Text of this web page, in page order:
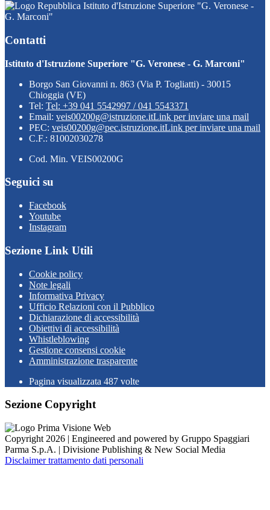
Istituto d'Istruzione Superiore "G. Veronese -
G. Marconi"
Contatti
Istituto d'Istruzione Superiore "G. Veronese - G. Marconi"
Borgo San Giovanni n. 863 (Via P. Togliatti) - 30015
Chioggia (VE)
Tel: Tel: +39 041 5542997 / 041 5543371
Email: veis00200g@istruzione.itLink per inviare una mail
PEC: veis00200g@pec.istruzione.itLink per inviare una mail
C.F.: 81002030278
Cod. Min. VEIS00200G
Seguici su
Facebook
Youtube
Instagram
Sezione Link Utili
Cookie policy
Note legali
Informativa Privacy
Ufficio Relazioni con il Pubblico
Dichiarazione di accessibilità
Obiettivi di accessibilità
Whistleblowing
Gestione consensi cookie
Amministrazione trasparente
Pagina visualizzata 487 volte
Sezione Copyright
Copyright 2026 | Engineered and powered by Gruppo Spaggiari
Parma S.p.A. | Divisione Publishing & New Social Media
Disclaimer trattamento dati personali